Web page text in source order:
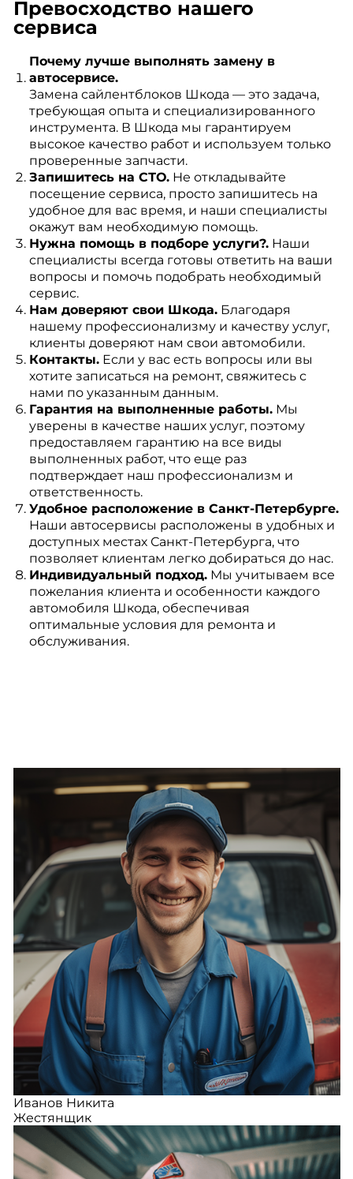
Превосходство нашего
сервиса
Почему лучше выполнять замену в
автосервисе.
Замена сайлентблоков Шкода — это задача,
требующая опыта и специализированного
инструмента. В Шкода мы гарантируем
высокое качество работ и используем только
проверенные запчасти.
Запишитесь на СТО.Не откладывайте
посещение сервиса, просто запишитесь на
удобное для вас время, и наши специалисты
окажут вам необходимую помощь.
Нужна помощь в подборе услуги?.Наши
специалисты всегда готовы ответить на ваши
вопросы и помочь подобрать необходимый
сервис.
Нам доверяют свои Шкода.Благодаря
нашему профессионализму и качеству услуг,
клиенты доверяют нам свои автомобили.
Контакты.Если у вас есть вопросы или вы
хотите записаться на ремонт, свяжитесь с
нами по указанным данным.
Гарантия на выполненные работы.Мы
уверены в качестве наших услуг, поэтому
предоставляем гарантию на все виды
выполненных работ, что еще раз
подтверждает наш профессионализм и
ответственность.
Удобное расположение в Санкт-Петербурге.
Наши автосервисы расположены в удобных и
доступных местах Санкт-Петербурга, что
позволяет клиентам легко добираться до нас.
Индивидуальный подход.Мы учитываем все
пожелания клиента и особенности каждого
автомобиля Шкода, обеспечивая
оптимальные условия для ремонта и
обслуживания.
Иванов Никита
Жестянщик